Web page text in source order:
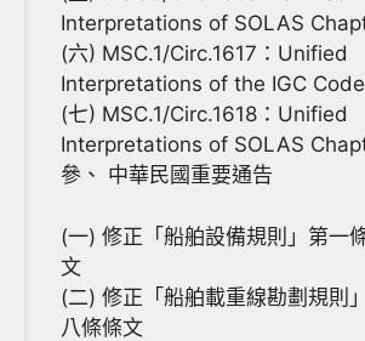
Interpretations of SOLAS
(六) MSC.1/Circ.1617：Unified
Interpretations of the IGC Code
(七) MSC.1/Circ.1618：Unified
Interpretations of SOLAS
參、 中華民國重要通告
(一) 修正「船舶設備規則」第一
文
(二) 修正「船舶載重線勘劃規則
八條條文